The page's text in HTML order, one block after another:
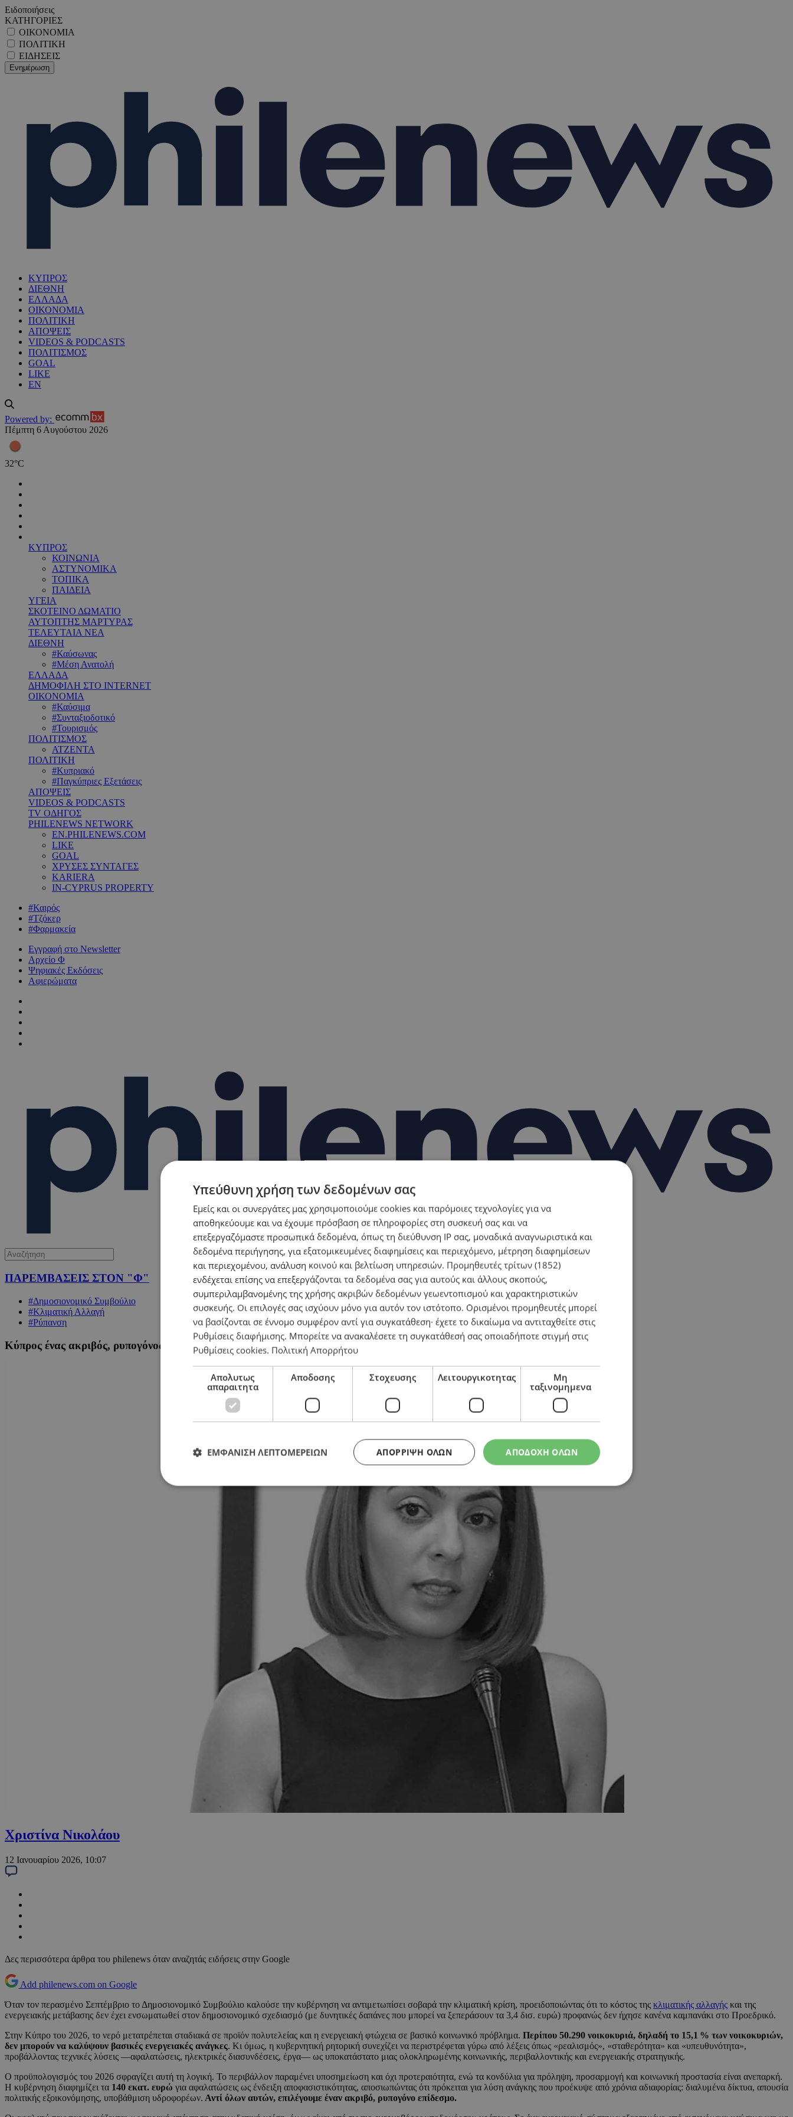
Ειδοποιήσεις
ΚΑΤΗΓΟΡΙΕΣ
ΟΙΚΟΝΟΜΙΑ
ΠΟΛΙΤΙΚΗ
ΕΙΔΗΣΕΙΣ
ΚΥΠΡΟΣ
ΔΙΕΘΝΗ
ΕΛΛΑΔΑ
ΟΙΚΟΝΟΜΙΑ
ΠΟΛΙΤΙΚΗ
ΑΠΟΨΕΙΣ
VIDEOS & PODCASTS
ΠΟΛΙΤΙΣΜΟΣ
GOAL
LIKE
EN
Powered by:
Πέμπτη 6 Αυγούστου 2026
32°C
ΚΥΠΡΟΣ
ΚΟΙΝΩΝΙΑ
ΑΣΤΥΝΟΜΙΚΑ
ΤΟΠΙΚΑ
ΠΑΙΔΕΙΑ
ΥΓΕΙΑ
ΣΚΟΤΕΙΝΟ ΔΩΜΑΤΙΟ
ΑΥΤΟΠΤΗΣ ΜΑΡΤΥΡΑΣ
ΤΕΛΕΥΤΑΙΑ ΝΕΑ
ΔΙΕΘΝΗ
#Καύσωνας
#Μέση Ανατολή
ΕΛΛΑΔΑ
ΔΗΜΟΦΙΛΗ ΣΤΟ INTERNET
ΟΙΚΟΝΟΜΙΑ
#Καύσιμα
#Συνταξιοδοτικό
#Τουρισμός
ΠΟΛΙΤΙΣΜΟΣ
ΑΤΖΕΝΤΑ
ΠΟΛΙΤΙΚΗ
#Κυπριακό
#Παγκύπριες Εξετάσεις
ΑΠΟΨΕΙΣ
VIDEOS & PODCASTS
TV ΟΔΗΓΟΣ
PHILENEWS NETWORK
EN.PHILENEWS.COM
LIKE
GOAL
ΧΡΥΣΕΣ ΣΥΝΤΑΓΕΣ
KARIERA
IN-CYPRUS PROPERTY
#Καιρός
#Τζόκερ
#Φαρμακεία
Εγγραφή στο Newsletter
Αρχείο Φ
Ψηφιακές Εκδόσεις
Αφιερώματα
ΠΑΡΕΜΒΑΣΕΙΣ ΣΤΟΝ "Φ"
#Δημοσιονομικό Συμβούλιο
#Κλιματική Αλλαγή
#Ρύπανση
Κύπρος ένας ακριβός, ρυπογόνος «παράδεισος»
Χριστίνα Νικολάου
12 Ιανουαρίου 2026, 10:07
Δες περισσότερα άρθρα του philenews όταν αναζητάς ειδήσεις στην Google
Add philenews.com on Google
Όταν τον περασμένο Σεπτέμβριο το Δημοσιονομικό Συμβούλιο καλούσε την κυβέρνηση να αντιμετωπίσει σοβαρά την κλιματική κρίση, προειδοποιώντας ότι το κόστος της κλιματικής αλλαγής και της
ενεργειακής μετάβασης δεν έχει ενσωματωθεί στον δημοσιονομικό σχεδιασμό (με δυνητικές δαπάνες που μπορεί να ξεπεράσουν τα 3,4 δισ. ευρώ) προφανώς δεν ήχησε κανένα καμπανάκι στο Προεδρικό.
Στην Κύπρο του 2026, το νερό μετατρέπεται σταδιακά σε προϊόν πολυτελείας και η ενεργειακή φτώχεια σε βασικό κοινωνικό πρόβλημα. Περίπου 50.290 νοικοκυριά, δηλαδή το 15,1 % των νοικοκυριών,
δεν μπορούν να καλύψουν βασικές ενεργειακές ανάγκες. Κι όμως, η κυβερνητική ρητορική συνεχίζει να περιστρέφεται γύρω από λέξεις όπως «ρεαλισμός», «σταθερότητα» και «υπευθυνότητα»,
προβάλλοντας τεχνικές λύσεις —αφαλατώσεις, ηλεκτρικές διασυνδέσεις, έργα— ως υποκατάστατο μιας ολοκληρωμένης κοινωνικής, περιβαλλοντικής και ενεργειακής στρατηγικής.
Ο προϋπολογισμός του 2026 σφραγίζει αυτή τη λογική. Το περιβάλλον παραμένει υποσημείωση και όχι προτεραιότητα, ενώ τα κονδύλια για πρόληψη, προσαρμογή και κοινωνική προστασία είναι ανεπαρκή.
Η κυβέρνηση διαφημίζει τα 140 εκατ. ευρώ για αφαλατώσεις ως ένδειξη αποφασιστικότητας, αποσιωπώντας ότι πρόκειται για λύση ανάγκης που προέκυψε από χρόνια αδιαφορίας: διαλυμένα δίκτυα, απουσία
πολιτικής εξοικονόμησης, υποβάθμιση υδροφορέων. Αντί όλων αυτών, επιλέγουμε έναν ακριβό, ρυπογόνο επίδεσμο.
Υπεύθυνη χρήση των δεδομένων σας
Εμείς και οι συνεργάτες μας χρησιμοποιούμε cookies και παρόμοιες τεχνολογίες για να
αποθηκεύουμε και να έχουμε πρόσβαση σε πληροφορίες στη συσκευή σας και να
επεξεργαζόμαστε προσωπικά δεδομένα, όπως τη διεύθυνση IP σας, μοναδικά αναγνωριστικά και
δεδομένα περιήγησης, για εξατομικευμένες διαφημίσεις και περιεχόμενο, μέτρηση διαφημίσεων
και περιεχομένου, ανάλυση κοινού και βελτίωση υπηρεσιών. Προμηθευτές τρίτων (1852)
ενδέχεται επίσης να επεξεργάζονται τα δεδομένα σας για αυτούς και άλλους σκοπούς,
συμπεριλαμβανομένης της χρήσης ακριβών δεδομένων γεωεντοπισμού και χαρακτηριστικών
συσκευής. Οι επιλογές σας ισχύουν μόνο για αυτόν τον ιστότοπο. Ορισμένοι προμηθευτές μπορεί
να βασίζονται σε έννομο συμφέρον αντί για συγκατάθεση· έχετε το δικαίωμα να αντιταχθείτε στις
Ρυθμίσεις διαφήμισης. Μπορείτε να ανακαλέσετε τη συγκατάθεσή σας οποιαδήποτε στιγμή στις
Ρυθμίσεις cookies. Πολιτική Απορρήτου
Απολυτως
απαραιτητα
Αποδοσης Στοχευσης Λειτουργικοτητας
Μη
ταξινομημενα
ΑΠΟΔΟΧΗ ΟΛΩΝ
ΑΠΌΡΡΙΨΗ ΌΛΩΝ
ΕΜΦΑΝΙΣΗ ΛΕΠΤΟΜΕΡΕΙΩΝ